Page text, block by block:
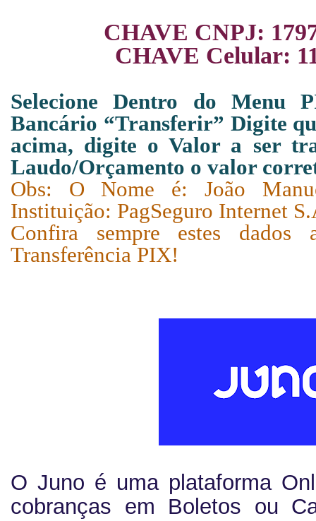
CHAVE CNPJ:
CHAVE Celular:
Selecione Dentro do Menu
Bancário “Transferir” Digite
acima, digite o Valor a ser
Laudo/Orçamento o valor
Obs: O Nome é: João
Instituição: PagSeguro Internet
Confira sempre estes dados
Transferência PIX!
O Juno é uma plataforma
cobranças em Boletos ou